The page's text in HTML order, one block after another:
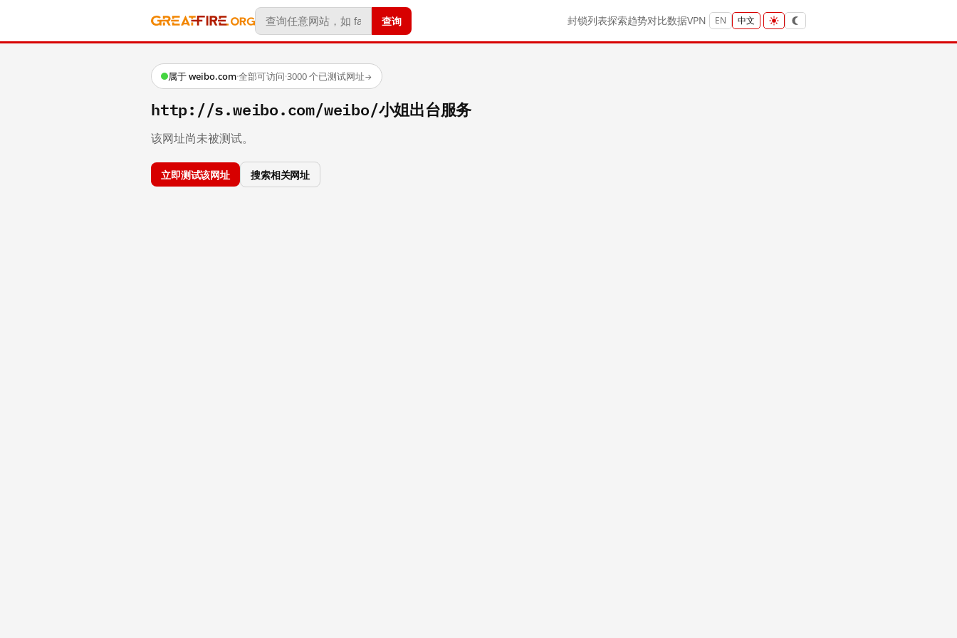
查询 封锁列表探索趋势对比数据VPN EN 中文
属于 weibo.com·全部可访问·3000 个已测试网址→
http://s.weibo.com/weibo/小姐出台服务
该网址尚未被测试。
立即测试该网址 搜索相关网址